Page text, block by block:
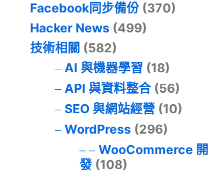
Facebook同步備份 (370)
Hacker News (499)
技術相關 (582)
AI 與機器學習 (18)
API 與資料整合(56)
SEO 與網站經營 (10)
WordPress (296)
WooCommerce 開
發(108)